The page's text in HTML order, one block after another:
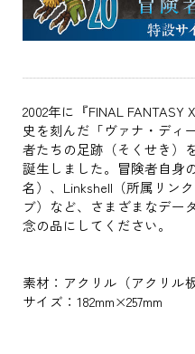
2002年に『FINAL
史を刻んだ「ヴァナ・ディ
者たちの足跡（そくせき）
誕生しました。冒険者自身
名）、Linkshell（所属リン
ブ）など、さまざまなデー
念の品にしてください。
素材：アクリル（アクリル
サイズ：182mm×257mm